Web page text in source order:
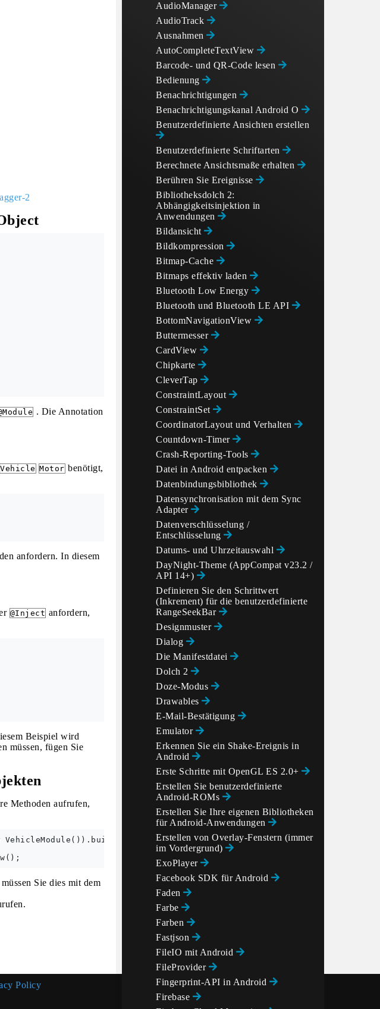
2
. Die Annotation
Vehicle Motor benötigt,
anfordern. In diesem
@Inject anfordern,
Beispiel wird
müssen, fügen Sie
Methoden aufrufen,
VehicleModule()).build();
Sie dies mit dem
AudioManager
AudioTrack
Ausnahmen
AutoCompleteTextView
Barcode- und QR-Code lesen
Bedienung
Benachrichtigungen
Benachrichtigungskanal Android O
Benutzerdefinierte Ansichten erstellen
Benutzerdefinierte Schriftarten
Berechnete Ansichtsmaße erhalten
Berühren Sie Ereignisse
Bibliotheksdolch 2:
Abhängigkeitsinjektion in
Anwendungen
Bildansicht
Bildkompression
Bitmap-Cache
Bitmaps effektiv laden
Bluetooth Low Energy
Bluetooth und Bluetooth LE API
BottomNavigationView
Buttermesser
CardView
Chipkarte
CleverTap
ConstraintLayout
ConstraintSet
CoordinatorLayout und Verhalten
Countdown-Timer
Crash-Reporting-Tools
Datei in Android entpacken
Datenbindungsbibliothek
Datensynchronisation mit dem Sync
Adapter
Datenverschlüsselung /
Entschlüsselung
Datums- und Uhrzeitauswahl
DayNight-Theme (AppCompat v23.2 /
API 14+)
Definieren Sie den Schrittwert
(Inkrement) für die benutzerdefinierte
RangeSeekBar
Designmuster
Dialog
Die Manifestdatei
Dolch 2
Doze-Modus
Drawables
E-Mail-Bestätigung
Emulator
Erkennen Sie ein Shake-Ereignis in
Android
Erste Schritte mit OpenGL ES 2.0+
Erstellen Sie benutzerdefinierte
Android-ROMs
Erstellen Sie Ihre eigenen Bibliotheken
für Android-Anwendungen
Erstellen von Overlay-Fenstern (immer
im Vordergrund)
ExoPlayer
Facebook SDK für Android
Faden
Farbe
Farben
Fastjson
FileIO mit Android
FileProvider
Fingerprint-API in Android
Firebase
Policy